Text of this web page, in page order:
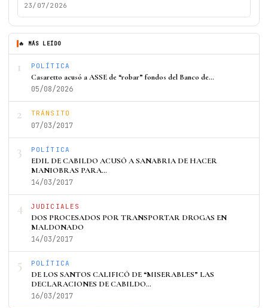
23/07/2026
🔥 MÁS LEÍDO
1 POLÍTICA
Casaretto acusó a ASSE de “robar” fondos del Banco de…
05/08/2026
2 TRÁNSITO
07/03/2017
3 POLÍTICA
EDIL DE CABILDO ACUSÓ A SANABRIA DE HACER
MANIOBRAS PARA…
14/03/2017
4 JUDICIALES
DOS PROCESADOS POR TRANSPORTAR DROGAS EN
MALDONADO
14/03/2017
5 POLÍTICA
DE LOS SANTOS CALIFICÓ DE “MISERABLES” LAS
DECLARACIONES DE CABILDO…
16/03/2017